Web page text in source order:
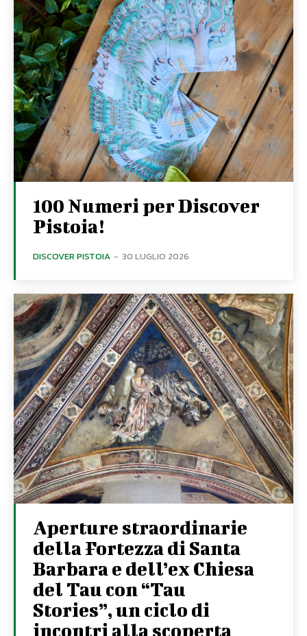
100 Numeri per Discover
Pistoia!
DISCOVER PISTOIA - 30 LUGLIO 2026
Aperture straordinarie
della Fortezza di Santa
Barbara e dell’ex Chiesa
del Tau con “Tau
Stories”, un ciclo di
incontri alla scoperta